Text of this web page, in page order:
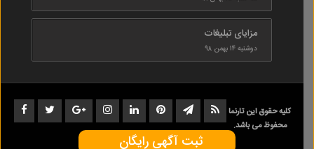
مزایای تبلیغات
دوشنبه ۱۴ بهمن ۹۸
کلیه حقوق این تارنما
محفوظ می باشد.
1402-1398
ثبت آگهی رایگان